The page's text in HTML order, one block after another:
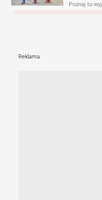
Poznaj to
Reklama